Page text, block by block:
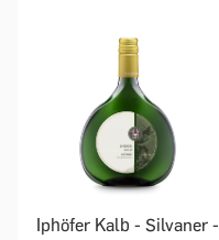
Iphöfer Kalb - Silvaner -